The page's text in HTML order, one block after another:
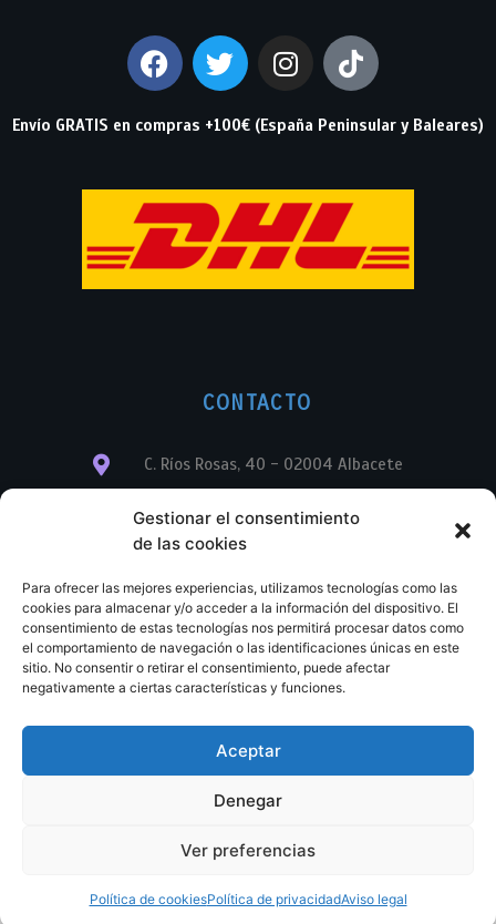
Gestionar el consentimiento
de las cookies
Para ofrecer las mejores experiencias, utilizamos tecnologías como las
cookies para almacenar y/o acceder a la información del dispositivo. El
consentimiento de estas tecnologías nos permitirá procesar datos como
el comportamiento de navegación o las identificaciones únicas en este
sitio. No consentir o retirar el consentimiento, puede afectar
negativamente a ciertas características y funciones.
Aceptar
Denegar
Ver preferencias
Política de cookiesPolítica de privacidadAviso legal
Envío GRATIS en compras +100€ (España Peninsular y Baleares)
CONTACTO
C. Ríos Rosas, 40 - 02004 Albacete
info@librerialegend.com
+34 600 875 604
+34 967 74 17 07
© Copyright – Libreria Legend – Web diseñada por